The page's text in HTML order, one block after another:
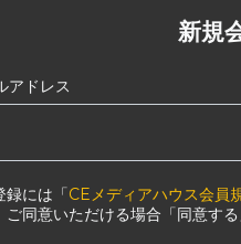
新規
アドレス
録には「CEメディアハウス会員
ご同意いただける場合「同意す